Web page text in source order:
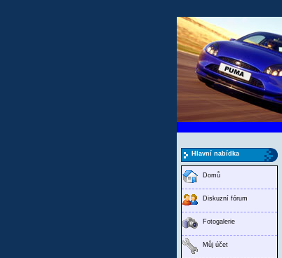
Hlavní nabídka
Domů
Diskuzní fórum
Fotogalerie
Můj účet